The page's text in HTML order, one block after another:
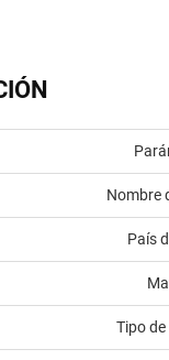
Nombre
País
Tipo